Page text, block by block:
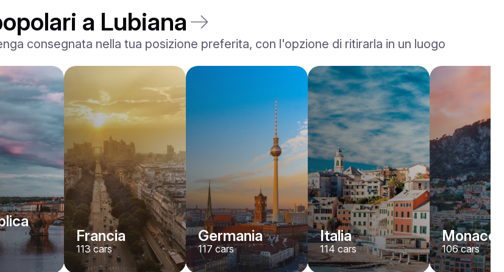
xDrive40i M-Sport
SUV
/ giorno
Prenota ora
sport, convertibile
YK7ABNWD
Da 1500
Prenota ora
a Lubiana
consegnata nella tua posizione preferita, con l'opzione di ritirarla in un luogo
Francia
113cars
Germania
117 cars
Italia
114 cars
Monaco
106cars